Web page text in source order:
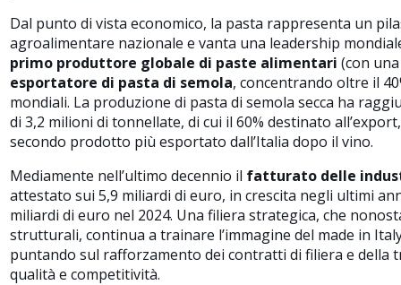
Dal punto di vista economico, la pasta rappresenta un
agroalimentare nazionale e vanta una leadership
primo produttore globale di paste alimentari (con
esportatore di pasta di semola, concentrando oltre il
mondiali. La produzione di pasta di semola secca ha
di 3,2 milioni di tonnellate, di cui il 60% destinato
secondo prodotto più esportato dall’Italia dopo il vino.
Mediamente nell’ultimo decennio il fatturato delle
attestato sui 5,9 miliardi di euro, in crescita negli ultimi
miliardi di euro nel 2024. Una filiera strategica, che
strutturali, continua a trainare l’immagine del made in
puntando sul rafforzamento dei contratti di filiera e della
qualità e competitività.